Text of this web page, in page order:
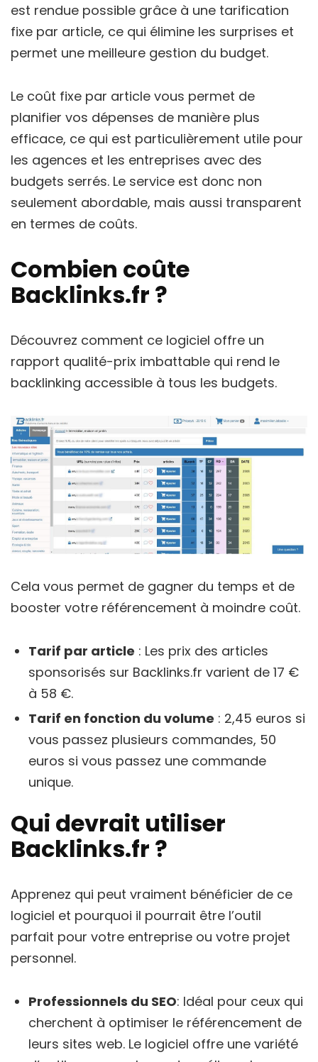
est rendue possible grâce à une tarification
fixe par article, ce qui élimine les surprises et
permet une meilleure gestion du budget.
Le coût fixe par article vous permet de
planifier vos dépenses de manière plus
efficace, ce qui est particulièrement utile pour
les agences et les entreprises avec des
budgets serrés. Le service est donc non
seulement abordable, mais aussi transparent
en termes de coûts.
Combien coûte
Backlinks.fr ?
Découvrez comment ce logiciel offre un
rapport qualité-prix imbattable qui rend le
backlinking accessible à tous les budgets.
Cela vous permet de gagner du temps et de
booster votre référencement à moindre coût.
Tarif par article : Les prix des articles
sponsorisés sur Backlinks.fr varient de 17 €
à 58 €.
Tarif en fonction du volume : 2,45 euros si
vous passez plusieurs commandes, 50
euros si vous passez une commande
unique.
Qui devrait utiliser
Backlinks.fr ?
Apprenez qui peut vraiment bénéficier de ce
logiciel et pourquoi il pourrait être l’outil
parfait pour votre entreprise ou votre projet
personnel.
Professionnels du SEO: Idéal pour ceux qui
cherchent à optimiser le référencement de
leurs sites web. Le logiciel offre une variété